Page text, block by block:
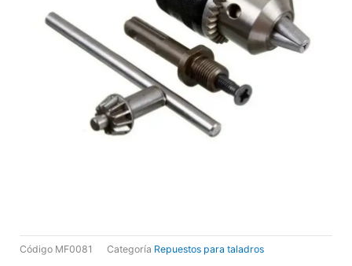
Código MF0081 Categoría Repuestos para taladros